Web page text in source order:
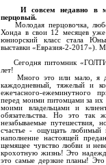
И совсем недавно в
перцовый.
Молодая перцовочка,
Хонда в свои 12 месяцев
юниорский класс стала
выставки «Евразия-2-2017»).
Сегодня питомник
лет!
Много это или мало, я
каждодневный, тяжелый и
ежечасного-ежеминутного
перед моими питомцами за их
моими владельцами и
обязательства. Но это
незабываемые путешествия,
счастье - ощущать любимый
наполнение настоящей
щемящее чувство любви и
крохотную жизнь! Это
это самые дерзкие планы! Это